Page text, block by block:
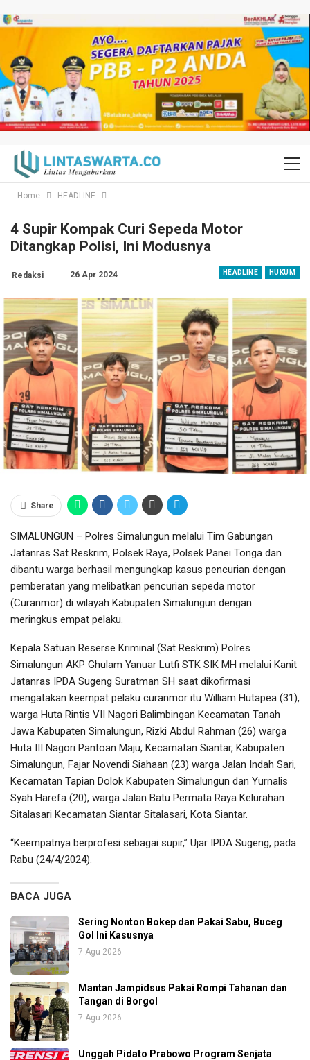
Home HEADLINE
4 Supir Kompak Curi Sepeda Motor
Ditangkap Polisi, Ini Modusnya
HEADLINE HUKUM
Redaksi 26 Apr 2024
Share
SIMALUNGUN – Polres Simalungun melalui Tim Gabungan
Jatanras Sat Reskrim, Polsek Raya, Polsek Panei Tonga dan
dibantu warga berhasil mengungkap kasus pencurian dengan
pemberatan yang melibatkan pencurian sepeda motor
(Curanmor) di wilayah Kabupaten Simalungun dengan
meringkus empat pelaku.
Kepala Satuan Reserse Kriminal (Sat Reskrim) Polres
Simalungun AKP Ghulam Yanuar Lutfi STK SIK MH melalui Kanit
Jatanras IPDA Sugeng Suratman SH saat dikofirmasi
mengatakan keempat pelaku curanmor itu William Hutapea (31),
warga Huta Rintis VII Nagori Balimbingan Kecamatan Tanah
Jawa Kabupaten Simalungun, Rizki Abdul Rahman (26) warga
Huta III Nagori Pantoan Maju, Kecamatan Siantar, Kabupaten
Simalungun, Fajar Novendi Siahaan (23) warga Jalan Indah Sari,
Kecamatan Tapian Dolok Kabupaten Simalungun dan Yurnalis
Syah Harefa (20), warga Jalan Batu Permata Raya Kelurahan
Sitalasari Kecamatan Siantar Sitalasari, Kota Siantar.
“Keempatnya berprofesi sebagai supir,” Ujar IPDA Sugeng, pada
Rabu (24/4/2024).
BACA JUGA
Sering Nonton Bokep dan Pakai Sabu, Buceg
Gol Ini Kasusnya
7 Agu 2026
Mantan Jampidsus Pakai Rompi Tahanan dan
Tangan di Borgol
7 Agu 2026
Unggah Pidato Prabowo Program Senjata